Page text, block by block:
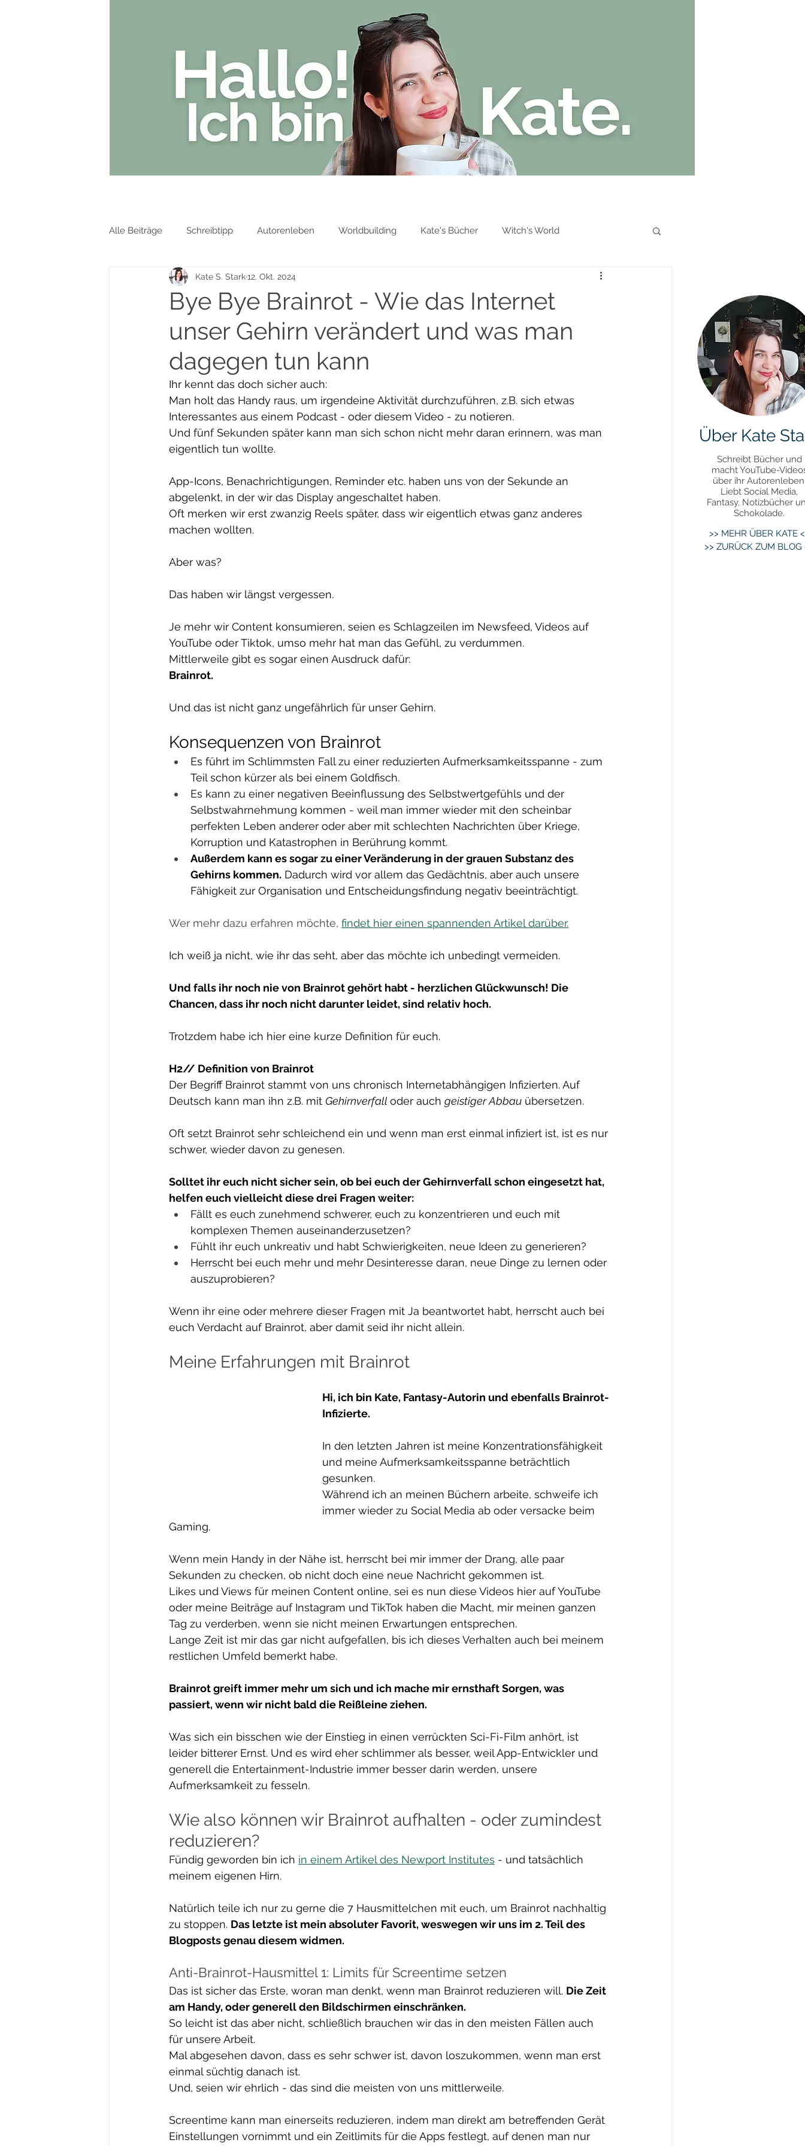
Alle Beiträge Schreibtipp Autorenleben Worldbuilding Kate's Bücher Witch's World
Deine Seele Trilogie Tarot Schreibupdate Daily Update
YouTube-Community-Projekt Rezension Aus Liebe zum Schreiben Challenge Produktivität
Bye Bye Brainrot - Wie das Internet
unser Gehirn verändert und was man
dagegen tun kann
Kate S. Stark12. Okt. 2024
Ihr kennt das doch sicher auch:
Man holt das Handy raus, um irgendeine Aktivität durchzuführen, z.B. sich etwas
Interessantes aus einem Podcast - oder diesem Video - zu notieren.
Und fünf Sekunden später kann man sich schon nicht mehr daran erinnern, was man
eigentlich tun wollte.
App-Icons, Benachrichtigungen, Reminder etc. haben uns von der Sekunde an
abgelenkt, in der wir das Display angeschaltet haben.
Oft merken wir erst zwanzig Reels später, dass wir eigentlich etwas ganz anderes
machen wollten.
Aber was?
Das haben wir längst vergessen.
Je mehr wir Content konsumieren, seien es Schlagzeilen im Newsfeed, Videos auf
YouTube oder Tiktok, umso mehr hat man das Gefühl, zu verdummen.
Mittlerweile gibt es sogar einen Ausdruck dafür:
Brainrot.
Und das ist nicht ganz ungefährlich für unser Gehirn.
Konsequenzen von Brainrot
Es führt im Schlimmsten Fall zu einer reduzierten Aufmerksamkeitsspanne - zum
Teil schon kürzer als bei einem Goldfisch.
Es kann zu einer negativen Beeinflussung des Selbstwertgefühls und der
Selbstwahrnehmung kommen - weil man immer wieder mit den scheinbar
perfekten Leben anderer oder aber mit schlechten Nachrichten über Kriege,
Korruption und Katastrophen in Berührung kommt.
Außerdem kann es sogar zu einer Veränderung in der grauen Substanz des
Gehirns kommen. Dadurch wird vor allem das Gedächtnis, aber auch unsere
Fähigkeit zur Organisation und Entscheidungsfindung negativ beeinträchtigt.
Wer mehr dazu erfahren möchte, findet hier einen spannenden Artikel darüber.
Ich weiß ja nicht, wie ihr das seht, aber das möchte ich unbedingt vermeiden.
Und falls ihr noch nie von Brainrot gehört habt - herzlichen Glückwunsch! Die
Chancen, dass ihr noch nicht darunter leidet, sind relativ hoch.
Trotzdem habe ich hier eine kurze Definition für euch.
H2// Definition von Brainrot
Der Begriff Brainrot stammt von uns chronisch Internetabhängigen Infizierten. Auf
Deutsch kann man ihn z.B. mit Gehirnverfall oder auch geistiger Abbau übersetzen.
Oft setzt Brainrot sehr schleichend ein und wenn man erst einmal infiziert ist, ist es nur
schwer, wieder davon zu genesen.
Solltet ihr euch nicht sicher sein, ob bei euch der Gehirnverfall schon eingesetzt hat,
helfen euch vielleicht diese drei Fragen weiter:
Fällt es euch zunehmend schwerer, euch zu konzentrieren und euch mit
komplexen Themen auseinanderzusetzen?
Fühlt ihr euch unkreativ und habt Schwierigkeiten, neue Ideen zu generieren?
Herrscht bei euch mehr und mehr Desinteresse daran, neue Dinge zu lernen oder
auszuprobieren?
Wenn ihr eine oder mehrere dieser Fragen mit Ja beantwortet habt, herrscht auch bei
euch Verdacht auf Brainrot, aber damit seid ihr nicht allein.
Meine Erfahrungen mit Brainrot
Hi, ich bin Kate, Fantasy-Autorin und ebenfalls Brainrot-
Infizierte.
In den letzten Jahren ist meine Konzentrationsfähigkeit
und meine Aufmerksamkeitsspanne beträchtlich
gesunken.
Während ich an meinen Büchern arbeite, schweife ich
immer wieder zu Social Media ab oder versacke beim
Gaming.
Wenn mein Handy in der Nähe ist, herrscht bei mir immer der Drang, alle paar
Sekunden zu checken, ob nicht doch eine neue Nachricht gekommen ist.
Likes und Views für meinen Content online, sei es nun diese Videos hier auf YouTube
oder meine Beiträge auf Instagram und TikTok haben die Macht, mir meinen ganzen
Tag zu verderben, wenn sie nicht meinen Erwartungen entsprechen.
Lange Zeit ist mir das gar nicht aufgefallen, bis ich dieses Verhalten auch bei meinem
restlichen Umfeld bemerkt habe.
Brainrot greift immer mehr um sich und ich mache mir ernsthaft Sorgen, was
passiert, wenn wir nicht bald die Reißleine ziehen.
Was sich ein bisschen wie der Einstieg in einen verrückten Sci-Fi-Film anhört, ist
leider bitterer Ernst. Und es wird eher schlimmer als besser, weil App-Entwickler und
generell die Entertainment-Industrie immer besser darin werden, unsere
Aufmerksamkeit zu fesseln.
Wie also können wir Brainrot aufhalten - oder zumindest
reduzieren?
Fündig geworden bin ich in einem Artikel des Newport Institutes - und tatsächlich
meinem eigenen Hirn.
Natürlich teile ich nur zu gerne die 7 Hausmittelchen mit euch, um Brainrot nachhaltig
zu stoppen. Das letzte ist mein absoluter Favorit, weswegen wir uns im 2. Teil des
Blogposts genau diesem widmen.
Anti-Brainrot-Hausmittel 1: Limits für Screentime setzen
Das ist sicher das Erste, woran man denkt, wenn man Brainrot reduzieren will. Die Zeit
am Handy, oder generell den Bildschirmen einschränken.
So leicht ist das aber nicht, schließlich brauchen wir das in den meisten Fällen auch
für unsere Arbeit.
Mal abgesehen davon, dass es sehr schwer ist, davon loszukommen, wenn man erst
einmal süchtig danach ist.
Und, seien wir ehrlich - das sind die meisten von uns mittlerweile.
Screentime kann man einerseits reduzieren, indem man direkt am betreffenden Gerät
Einstellungen vornimmt und ein Zeitlimits für die Apps festlegt, auf denen man nur
Über Kate
Schreibt Bücher und
macht YouTube-
über ihr
Liebt Social Media,
Fantasy, Notizbücher
Schokolade.
>> MEHR ÜBER KATE
>> ZURÜCK ZUM BLOG